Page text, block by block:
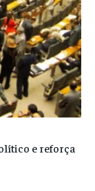
e reforça